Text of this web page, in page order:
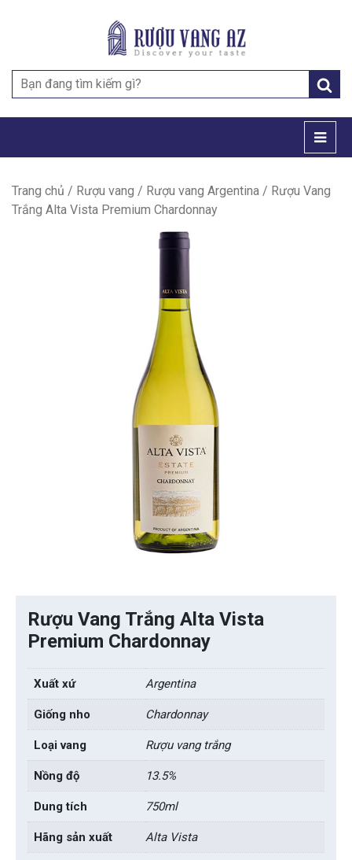
Search
for:
Trang chủ / Rượu vang / Rượu vang Argentina / Rượu Vang
Trắng Alta Vista Premium Chardonnay
Rượu Vang Trắng Alta Vista
Premium Chardonnay
Xuất xứ Argentina
Giống nho Chardonnay
Loại vang Rượu vang trắng
Nồng độ 13.5%
Dung tích 750ml
Hãng sản xuất Alta Vista